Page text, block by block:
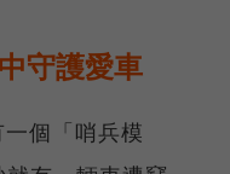
守護愛車
個「哨兵模